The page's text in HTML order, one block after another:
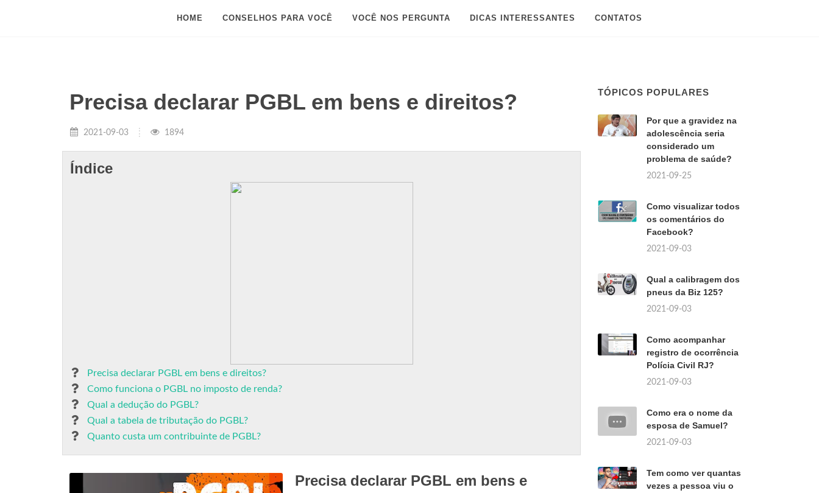
HOME CONSELHOS PARA VOCÊ VOCÊ NOS PERGUNTA DICAS INTERESSANTES CONTATOS
Precisa declarar PGBL em bens e direitos?
2021-09-03 1894
Índice
Precisa declarar PGBL em bens e direitos?
Como funciona o PGBL no imposto de renda?
Qual a dedução do PGBL?
Qual a tabela de tributação do PGBL?
Quanto custa um contribuinte de PGBL?
Precisa declarar PGBL em bens e
TÓPICOS POPULARES
Por que a gravidez na
adolescência seria
considerado um
problema de saúde?
2021-09-25
Como visualizar todos
os comentários do
Facebook?
2021-09-03
Qual a calibragem dos
pneus da Biz 125?
2021-09-03
Como acompanhar
registro de ocorrência
Polícia Civil RJ?
2021-09-03
Como era o nome da
esposa de Samuel?
2021-09-03
Tem como ver quantas
vezes a pessoa viu o